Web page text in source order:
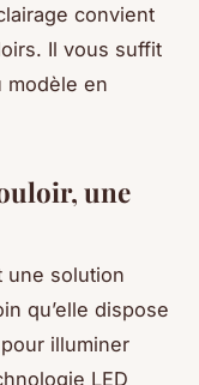
convient
Il vous suffit
modèle en
une
une solution
qu’elle dispose
illuminer
LED